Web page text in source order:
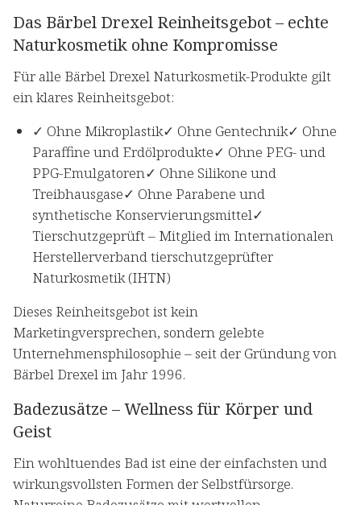
Das Bärbel Drexel Reinheitsgebot – echte
Naturkosmetik ohne Kompromisse
Für alle Bärbel Drexel Naturkosmetik-Produkte gilt
ein klares Reinheitsgebot:
✓ Ohne Mikroplastik✓ Ohne Gentechnik✓ Ohne
Paraffine und Erdölprodukte✓ Ohne PEG- und
PPG-Emulgatoren✓ Ohne Silikone und
Treibhausgase✓ Ohne Parabene und
synthetische Konservierungsmittel✓
Tierschutzgeprüft – Mitglied im Internationalen
Herstellerverband tierschutzgeprüfter
Naturkosmetik (IHTN)
Dieses Reinheitsgebot ist kein
Marketingversprechen, sondern gelebte
Unternehmensphilosophie – seit der Gründung von
Bärbel Drexel im Jahr 1996.
Badezusätze – Wellness für Körper und
Geist
Ein wohltuendes Bad ist eine der einfachsten und
wirkungsvollsten Formen der Selbstfürsorge.